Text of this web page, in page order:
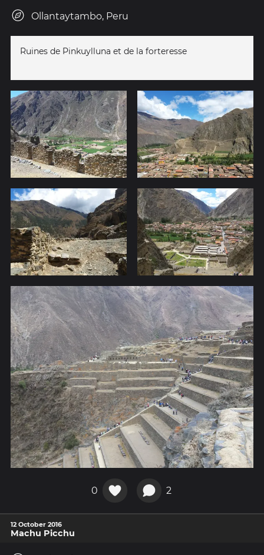
Ollantaytambo, Peru
Ruines de Pinkuylluna et de la forteresse
0 2
12 October 2016
Machu Picchu